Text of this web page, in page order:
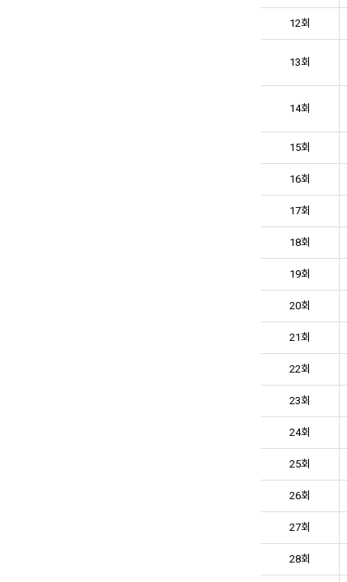
12회
13회
14회
15회
16회
17회
18회
19회
20회
21회
22회
23회
24회
25회
26회
27회
28회